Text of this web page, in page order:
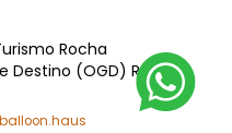
Rocha
Destino (OGD) Rocha
balloon.haus